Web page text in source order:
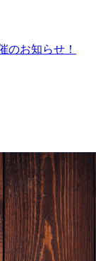
のお知らせ！